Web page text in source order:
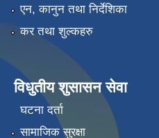
एन, कानुन तथा निर्देशिका
कर तथा शुल्कहरु
विधुतीय शुसासन सेवा
घटना दर्ता
सामाजिक सुरक्षा